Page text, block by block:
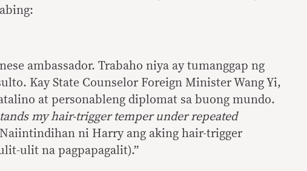
ambassador. Trabaho niya ay tumanggap ng
Kay State Counselor Foreign Minister Wang Yi,
at personableng diplomat sa buong mundo.
my hair-trigger temper under repeated
ni Harry ang aking hair-trigger
ulit na pagpapagalit).”